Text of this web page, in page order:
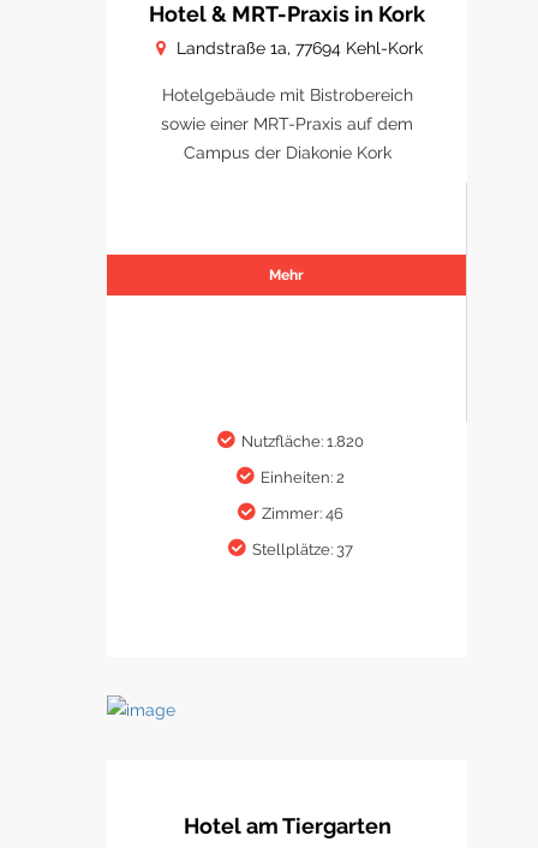
Hotel & MRT-Praxis in Kork
Landstraße 1a, 77694 Kehl-Kork
Hotelgebäude mit Bistrobereich
sowie einer MRT-Praxis auf dem
Campus der Diakonie Kork
Mehr
Nutzfläche: 1.820
Einheiten: 2
Zimmer: 46
Stellplätze: 37
Hotel am Tiergarten